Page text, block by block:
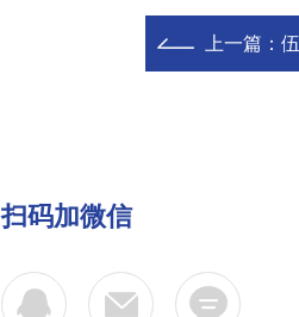
上一篇：
扫码加微信